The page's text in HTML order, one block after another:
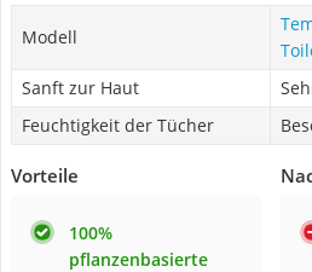
Modell
Sanft zur Haut
Feuchtigkeit der Tücher
Vorteile
100%
pflanzenbasierte